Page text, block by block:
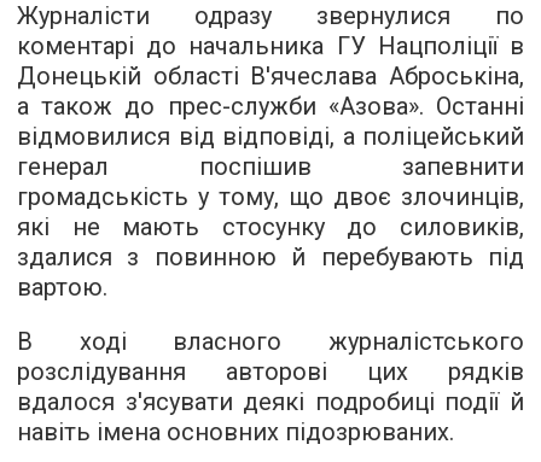
Журналісти одразу звернулися по
коментарі до начальника ГУ Нацполіції в
Донецькій області В'ячеслава Аброськіна,
а також до прес-служби «Азова». Останні
відмовилися від відповіді, а поліцейський
генерал поспішив запевнити
громадськість у тому, що двоє злочинців,
які не мають стосунку до силовиків,
здалися з повинною й перебувають під
вартою.
В ході власного журналістського
розслідування авторові цих рядків
вдалося з'ясувати деякі подробиці події й
навіть імена основних підозрюваних.